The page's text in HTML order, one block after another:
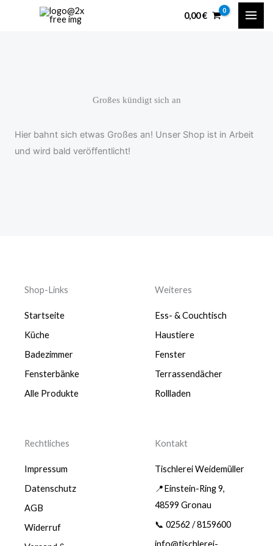
0,00€
Großes kündigt sich an
Hier bahnt sich etwas Großes an! Unser Shop ist in Arbeit
und wird bald veröffentlicht!
Shop-Links
Startseite
Küche
Badezimmer
Fensterbänke
Alle Produkte
Weiteres
Ess- & Couchtisch
Haustiere
Fenster
Terrassendächer
Rollladen
Rechtliches
Impressum
Datenschutz
AGB
Widerruf
Kontakt
Tischlerei Weidemüller
📍Einstein-Ring 9,
48599 Gronau
📞 02562 / 8159600